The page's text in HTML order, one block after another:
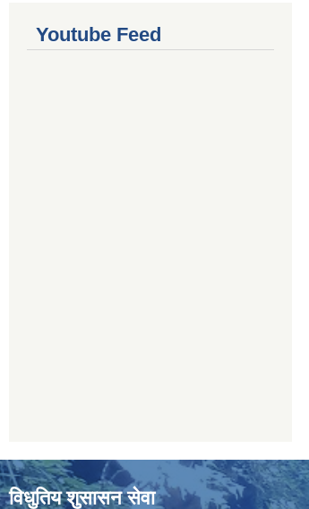
Youtube Feed
विधुतिय शुसासन सेवा